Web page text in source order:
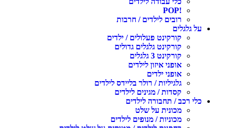
!POP
רובים לילדים / חרבות
על גלגלים
קורקינט פעלולים / ילדים
קורקינט גלגלים גדולים
קורקינט 3 גלגלים
אופני איזון לילדים
אופני ילדים
גלגיליות / רולר בליידס לילדים
קסדות / מגינים לילדים
כלי רכב / תחבורה לילדים
מכונית על שלט
מכוניות / מנופים לילדים